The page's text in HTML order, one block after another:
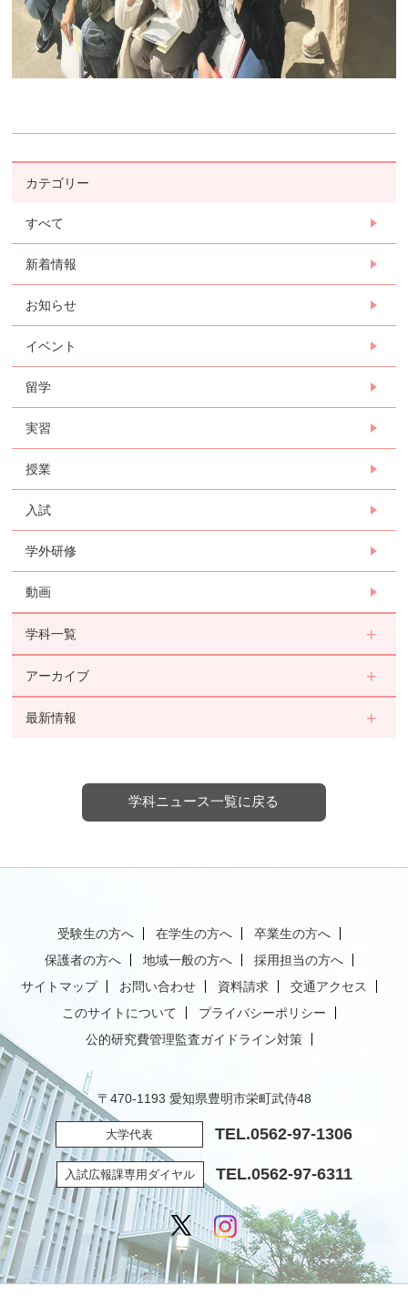
カテゴリー
すべて
新着情報
お知らせ
イベント
留学
実習
授業
入試
学外研修
動画
学科一覧
アーカイブ
最新情報
学科ニュース一覧に戻る
受験生の方へ 在学生の方へ
卒業生の方へ
保護者の方へ
地域一般の方へ
採用担当の方へ
サイトマップ
お問い合わせ 資料請求
交通アクセス
このサイトについて
プライバシーポリシー
公的研究費管理監査ガイドライン対策
〒470-1193 愛知県豊明市栄町武侍48
大学代表 TEL.0562-97-1306
入試広報課専用ダイヤル TEL.0562-97-6311